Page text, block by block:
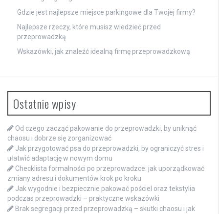
Gdzie jest najlepsze miejsce parkingowe dla Twojej firmy?
Najlepsze rzeczy, które musisz wiedzieć przed
przeprowadzką
Wskazówki, jak znaleźć idealną firmę przeprowadzkową
Ostatnie wpisy
Od czego zacząć pakowanie do przeprowadzki, by uniknąć
chaosu i dobrze się zorganizować
Jak przygotować psa do przeprowadzki, by ograniczyć stres i
ułatwić adaptację w nowym domu
Checklista formalności po przeprowadzce: jak uporządkować
zmiany adresu i dokumentów krok po kroku
Jak wygodnie i bezpiecznie pakować pościel oraz tekstylia
podczas przeprowadzki – praktyczne wskazówki
Brak segregacji przed przeprowadzką – skutki chaosu i jak